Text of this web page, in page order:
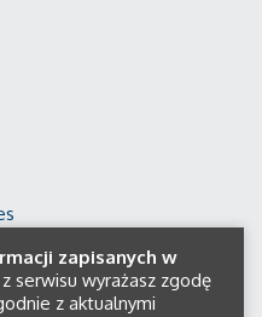
zapisanych w
serwisu wyrażasz zgodę
z aktualnymi